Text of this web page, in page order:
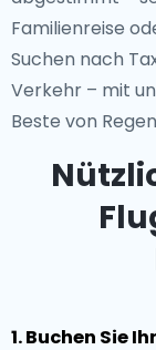
Familienreise
Suchen nach
Verkehr – mit
Beste von
1. Buchen Sie